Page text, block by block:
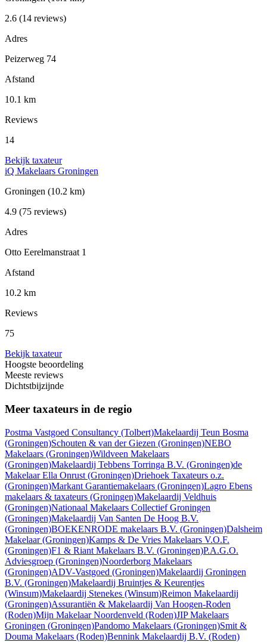
2.6 (14 reviews)
Adres
Peizerweg 74
Afstand
10.1 km
Reviews
14
Bekijk taxateur
iQ Makelaars Groningen
Groningen (10.2 km)
4.9 (75 reviews)
Adres
Otto Eerelmanstraat 1
Afstand
10.2 km
Reviews
75
Bekijk taxateur
Hoogste beoordeling
Meeste reviews
Dichtstbijzijnde
Meer taxateurs in de regio
Postma Vastgoed Consultancy (Tolbert)Makelaardij Teun Bosma
(Groningen)Schouten & van der Giezen (Groningen)NEBO
Makelaars (Groningen)Wildveen Makelaars
(Groningen)Makelaardij Tebbens Torringa B.V. (Groningen)de
Makelaar Ella Onrust (Groningen)Driehoek Taxateurs o.z.
(Groningen)Markant Garantiemakelaars (Groningen)Lagro Ebens
makelaars & taxateurs (Groningen)Makelaardij Veldhuis
(Groningen)Nationaal Makelaars Collectief Groningen
(Groningen)Makelaardij Van Santen De Hoog B.V.
(Groningen)BOEKENRODE makelaars B.V. (Groningen)Dalsheim
Makelaar(Groningen)Kamps & De Vries Makelaars V.O.F.
(Groningen)F1 & Riant Makelaars B.V. (Groningen)P.A.G.O.
Adviesgroep (Groningen)Noorderborg Makelaars
(Groningen)ADV-Vastgoed (Groningen)Makelaardij Groningen
B.V. (Groningen)Makelaardij Bruintjes & Keurentjes
(Winsum)Makelaardij Stenekes (Winsum)Reimon Makelaardij
(Groningen)Assurantiën & Makelaardij Van Hoogen-Roden
(Roden)Mijn Makelaar Noordenveld (Roden)JIP Makelaars
Groningen (Groningen)Pandomo Makelaars (Groningen)Smit &
Douma Makelaars (Roden)Bennink Makelaardij B.V. (Roden)